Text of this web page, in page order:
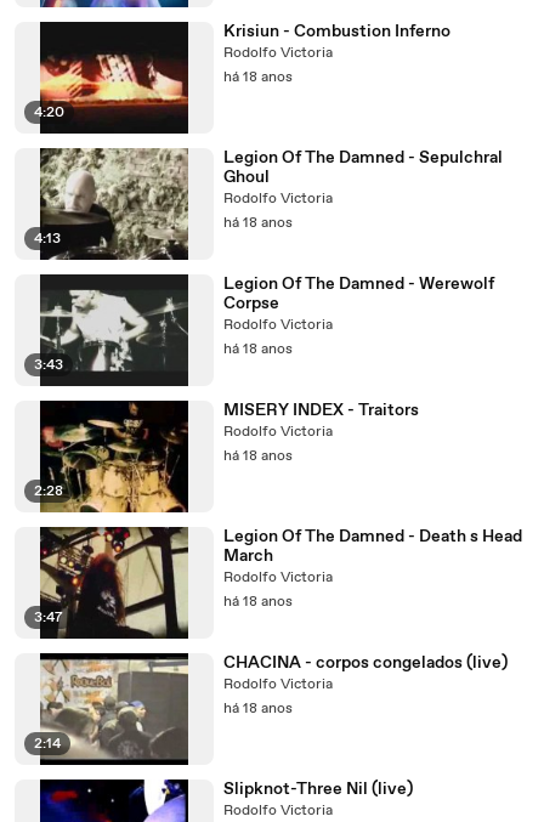
4:20
Krisiun - Combustion Inferno
Rodolfo Victoria
há 18 anos
4:13
Legion Of The Damned - Sepulchral
Ghoul
Rodolfo Victoria
há 18 anos
3:43
Legion Of The Damned - Werewolf
Corpse
Rodolfo Victoria
há 18 anos
2:28
MISERY INDEX - Traitors
Rodolfo Victoria
há 18 anos
3:47
Legion Of The Damned - Death s Head
March
Rodolfo Victoria
há 18 anos
2:14
CHACINA - corpos congelados (live)
Rodolfo Victoria
há 18 anos
Slipknot-Three Nil (live)
Rodolfo Victoria